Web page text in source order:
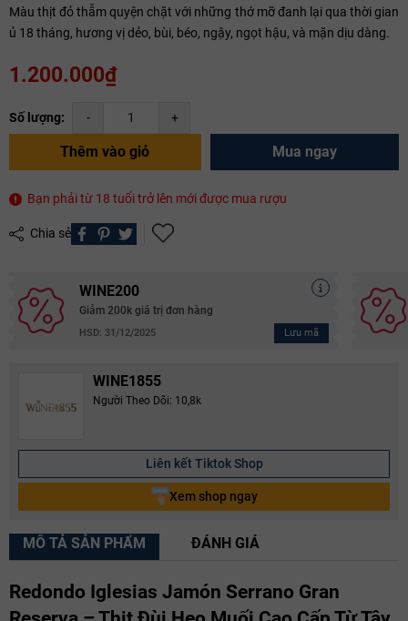
Màu thịt đỏ thẫm quyện chặt với những thớ mỡ đanh lại qua thời gian
ủ 18 tháng, hương vị dẻo, bùi, béo, ngậy, ngọt hậu, và mặn dịu dàng.
1.200.000₫
Số lượng: - +
Thêm vào giỏ Mua ngay
Bạn phải từ 18 tuổi trở lên mới được mua rượu
Chia sẻ
WINE200
Giảm 200k giá trị đơn hàng
HSD: 31/12/2025 Lưu mã
WINE1855
Người Theo Dõi: 10,8k
Liên kết Tiktok Shop
Xem shop ngay
MÔ TẢ SẢN PHẨM ĐÁNH GIÁ
Redondo Iglesias Jamón Serrano Gran